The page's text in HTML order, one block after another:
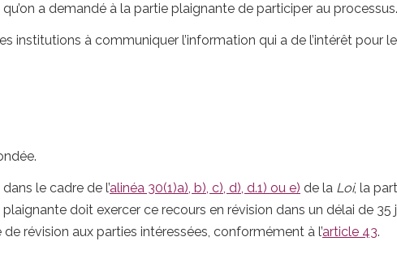
a demandé à la partie plaignante de participer au processus.
institutions à communiquer l’information qui a de l’intérêt pour
le cadre de l’alinéa 30(1)a), b), c), d), d.1) ou e) de la Loi, la
doit exercer ce recours en révision dans un délai de
révision aux parties intéressées, conformément à l’article 43.